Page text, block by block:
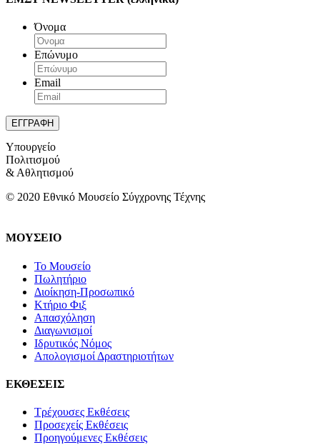
Όνομα
Επώνυμο
Email
Υπουργείο
Πολιτισμού
& Αθλητισμού
© 2020 Εθνικό Μουσείο Σύγχρονης Τέχνης
ΜΟΥΣΕΙΟ
Το Μουσείο
Πωλητήριο
Διοίκηση-Προσωπικό
Κτήριο Φιξ
Απασχόληση
Διαγωνισμοί
Ιδρυτικός Νόμος
Απολογισμοί Δραστηριοτήτων
ΕΚΘΕΣΕΙΣ
Τρέχουσες Εκθέσεις
Προσεχείς Εκθέσεις
Προηγούμενες Εκθέσεις